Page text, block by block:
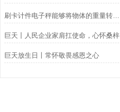
刷卡计件电子秤能够将物体的重量转换为电信号
巨天丨人民企业家肩扛使命，心怀桑梓
巨天放生日丨常怀敬畏感恩之心